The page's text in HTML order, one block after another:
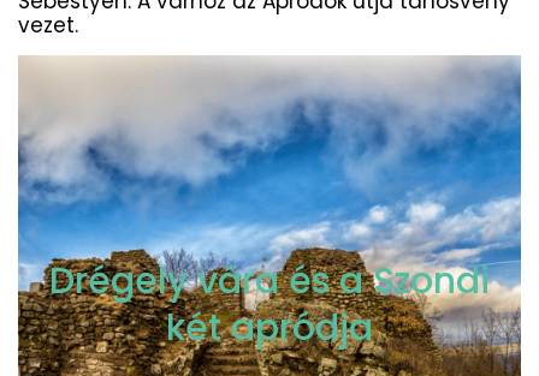
vezet.
Drégely vára és a Szondi
két apródja